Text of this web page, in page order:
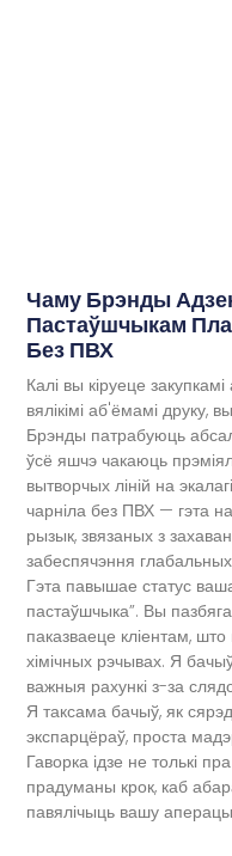
Чаму Брэнды
Пастаўшчыкам
Без ПВХ
Калі вы кіруеце
вялікімі аб'ёмамі друку,
Брэнды патрабуюць
ўсё яшчэ чакаюць
вытворчых ліній на
чарніла без ПВХ — гэта
рызык, звязаных з
забеспячэння
Гэта павышае статус
пастаўшчыка”. Вы
паказваеце кліентам,
хімічных рэчывах. Я
важныя рахункі з-за
Я таксама бачыў, як
экспарцёраў, проста
Гаворка ідзе не толькі
прадуманы крок, каб
павялічыць вашу